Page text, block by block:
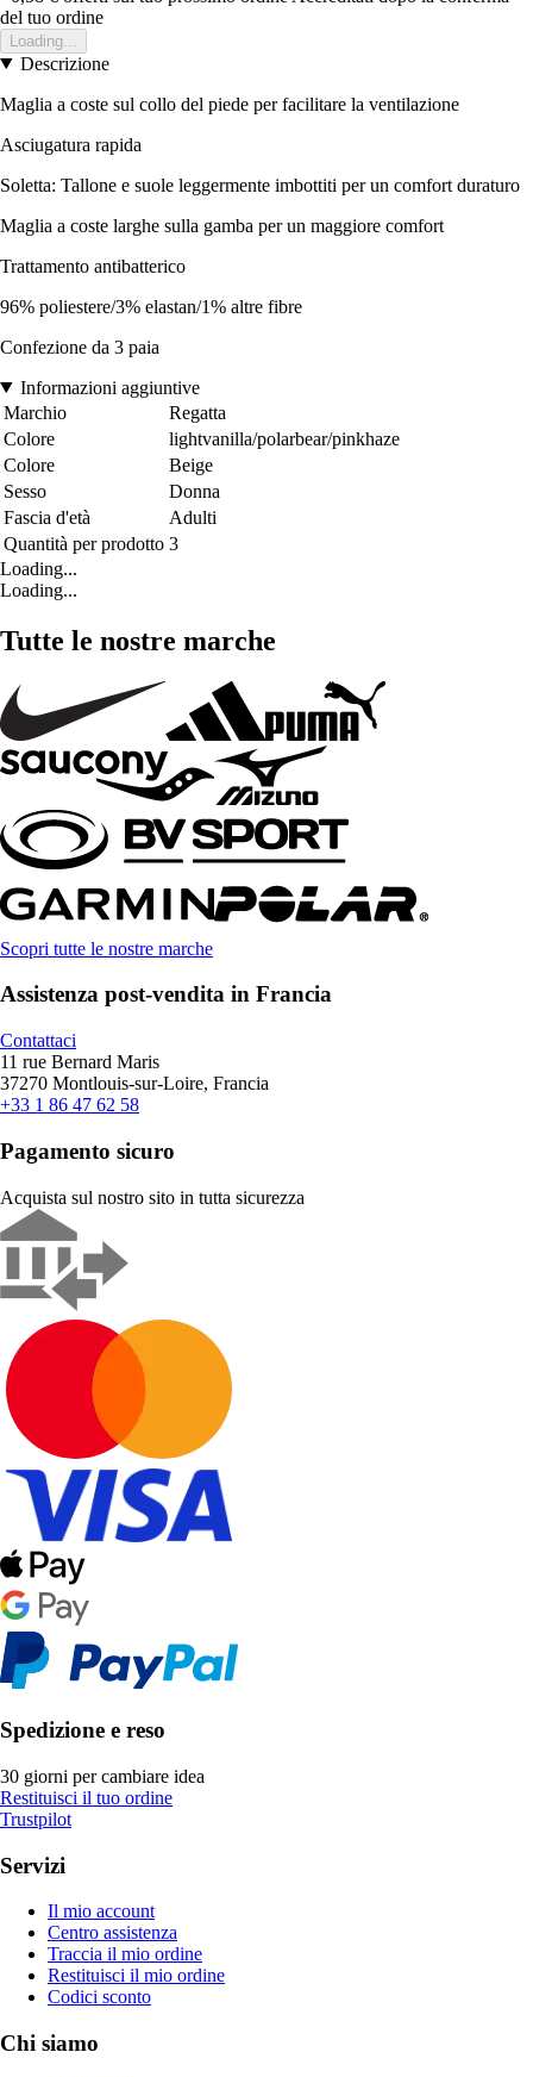
del tuo ordine
Loading...
Descrizione
Maglia a coste sul collo del piede per facilitare la ventilazione
Asciugatura rapida
Soletta: Tallone e suole leggermente imbottiti per un comfort duraturo
Maglia a coste larghe sulla gamba per un maggiore comfort
Trattamento antibatterico
96% poliestere/3% elastan/1% altre fibre
Confezione da 3 paia
Informazioni aggiuntive
Marchio
Regatta
Colore
lightvanilla/polarbear/pinkhaze
Colore
Beige
Sesso
Donna
Fascia d'età
Adulti
Quantità per prodotto 3
Loading...
Loading...
Tutte le nostre marche
Scopri tutte le nostre marche
Assistenza post-vendita in Francia
Contattaci
11 rue Bernard Maris
37270 Montlouis-sur-Loire, Francia
+33 1 86 47 62 58
Pagamento sicuro
Acquista sul nostro sito in tutta sicurezza
Spedizione e reso
30 giorni per cambiare idea
Restituisci il tuo ordine
Trustpilot
Servizi
Il mio account
Centro assistenza
Traccia il mio ordine
Restituisci il mio ordine
Codici sconto
Chi siamo